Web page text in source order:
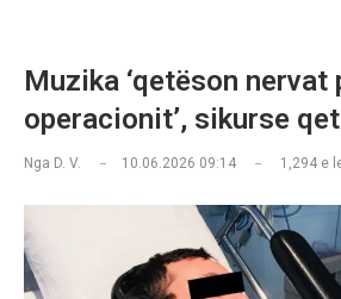
Muzika ‘qetëson nervat
operacionit’, sikurse
Nga D. V. 10.06.2026 09:14 1,294 e